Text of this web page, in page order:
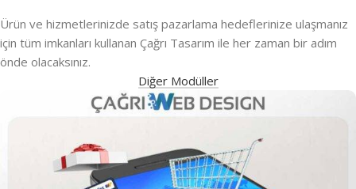
Ürün ve hizmetlerinizde satış pazarlama hedeflerinize ulaşmanız
için tüm imkanları kullanan Çağrı Tasarım ile her zaman bir adım
önde olacaksınız.
Diğer Modüller